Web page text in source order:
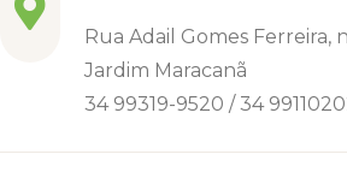
Rua Adail Gomes Ferreira,
Jardim Maracanã
34 99319-9520 / 34